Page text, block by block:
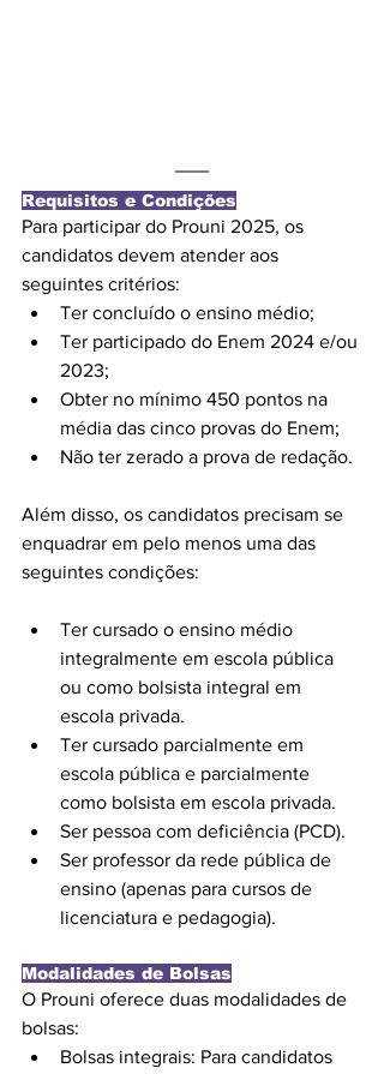
Requisitos e Condições
Para participar do Prouni 2025, os
candidatos devem atender aos
seguintes critérios:
Ter concluído o ensino médio;
Ter participado do Enem 2024 e/ou
2023;
Obter no mínimo 450 pontos na
média das cinco provas do Enem;
Não ter zerado a prova de redação.
Além disso, os candidatos precisam se
enquadrar em pelo menos uma das
seguintes condições:
Ter cursado o ensino médio
integralmente em escola pública
ou como bolsista integral em
escola privada.
Ter cursado parcialmente em
escola pública e parcialmente
como bolsista em escola privada.
Ser pessoa com deficiência (PCD).
Ser professor da rede pública de
ensino (apenas para cursos de
licenciatura e pedagogia).
Modalidades de Bolsas
O Prouni oferece duas modalidades de
bolsas:
Bolsas integrais: Para candidatos